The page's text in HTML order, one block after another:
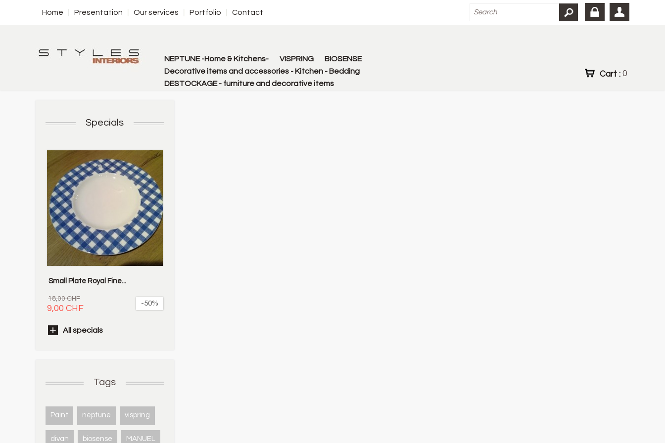
Home Presentation Our services Portfolio Contact
Cart : 0
NEPTUNE -Home & Kitchens- VISPRING
BIOSENSE
Decorative items and accessories - Kitchen - Bedding
DESTOCKAGE - furniture and decorative items
Specials
Small Plate Royal Fine...
18,00 CHF
-50%
9,00 CHF
All specials
Tags
Paint neptune vispring
divan biosense MANUEL